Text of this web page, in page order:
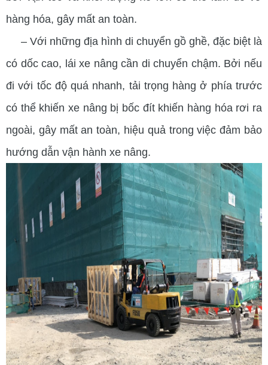
hàng hóa, gây mất an toàn.
– Với những địa hình di chuyển gồ ghề, đặc biệt là
có dốc cao, lái xe nâng cần di chuyển chậm. Bởi nếu
đi với tốc độ quá nhanh, tải trọng hàng ở phía trước
có thể khiến xe nâng bị bốc đít khiến hàng hóa rơi ra
ngoài, gây mất an toàn, hiệu quả trong việc đảm bảo
hướng dẫn vận hành xe nâng.